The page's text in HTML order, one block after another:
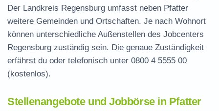
Der Landkreis Regensburg umfasst neben Pfatter
weitere Gemeinden und Ortschaften. Je nach Wohnort
können unterschiedliche Außenstellen des Jobcenters
Regensburg zuständig sein. Die genaue Zuständigkeit
erfährst du oder telefonisch unter 0800 4 5555 00
(kostenlos).
Stellenangebote und Jobbörse in Pfatter